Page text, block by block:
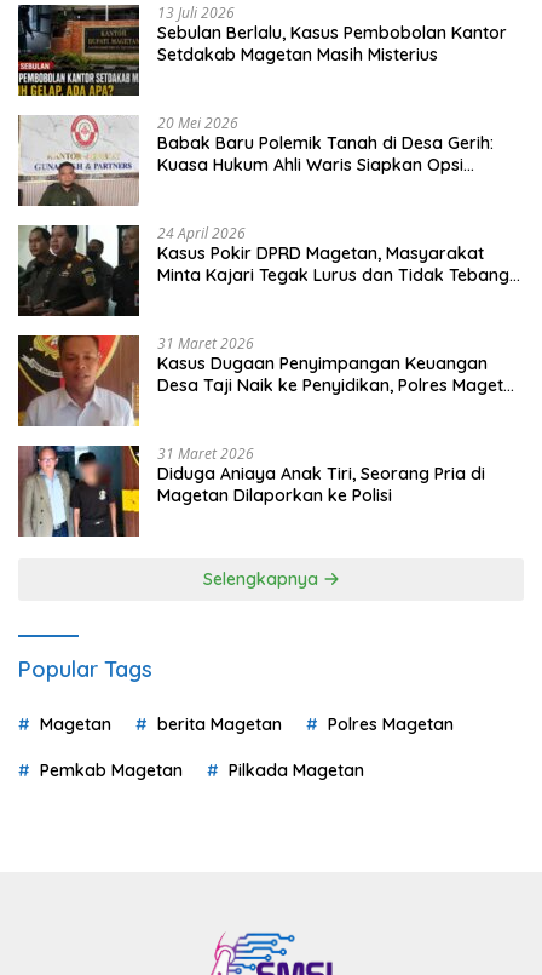
13 Juli 2026
Sebulan Berlalu, Kasus Pembobolan Kantor
Setdakab Magetan Masih Misterius
20 Mei 2026
Babak Baru Polemik Tanah di Desa Gerih:
Kuasa Hukum Ahli Waris Siapkan Opsi
24 April 2026
Kasus Pokir DPRD Magetan, Masyarakat
Minta Kajari Tegak Lurus dan Tidak Tebang
31 Maret 2026
Kasus Dugaan Penyimpangan Keuangan
Desa Taji Naik ke Penyidikan, Polres Magetan
31 Maret 2026
Diduga Aniaya Anak Tiri, Seorang Pria di
Magetan Dilaporkan ke Polisi
Selengkapnya
Popular Tags
Magetan berita Magetan Polres Magetan
Pemkab Magetan Pilkada Magetan